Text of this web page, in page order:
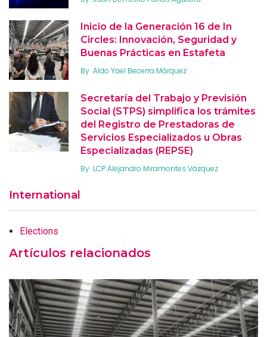
Inicio de la Generación 16 de In
Circles: Innovación, Seguridad y
Buenas Prácticas en Estafeta
By Aldo Yael Becerra Márquez
Secretaría del Trabajo y Previsión
Social (STPS) simplifica los trámites
del Registro de Prestadoras de
Servicios Especializados u Obras
Especializadas (REPSE)
By LCP Alejandro Miramontes Vázquez
International
Elections
Artículos relacionados